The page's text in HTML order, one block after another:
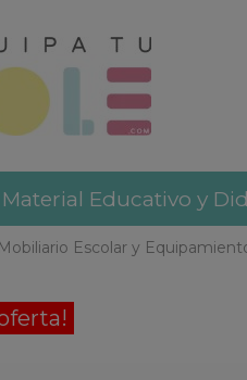
Material Educativo y
Mobiliario Escolar y